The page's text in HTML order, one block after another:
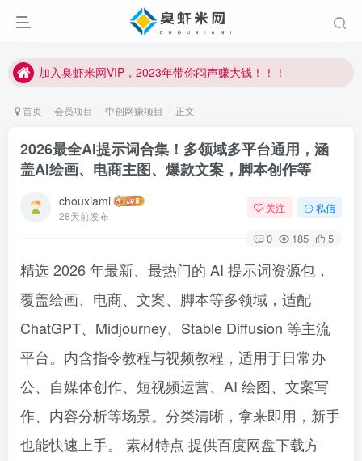
加入臭虾米网VIP，2023年带你闷声赚大钱！！！
加入臭虾米网VIP，2023年带你闷声赚大钱！！！
首页 会员项目 中创网赚项目 正文
2026最全AI提示词合集！多领域多平台通用，涵
盖AI绘画、电商主图、爆款文案，脚本创作等
chouxiami
28天前发布
关注 私信
0 185 5
精选 2026 年最新、最热门的 AI 提示词资源包，
覆盖绘画、电商、文案、脚本等多领域，适配
ChatGPT、Midjourney、Stable Diffusion 等主流
平台。内含指令教程与视频教程，适用于日常办
公、自媒体创作、短视频运营、AI 绘图、文案写
作、内容分析等场景。分类清晰，拿来即用，新手
也能快速上手。 素材特点 提供百度网盘下载方